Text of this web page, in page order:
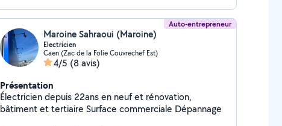
Auto-entrepreneur
Maroine Sahraoui (Maroine)
Electricien
Caen (Zac de la Folie Couvrechef Est)
4/5 (8 avis)
Présentation
Électricien depuis 22ans en neuf et rénovation,
bâtiment et tertiaire Surface commerciale Dépannage